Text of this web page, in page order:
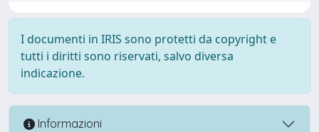
I documenti in IRIS sono protetti da copyright e
tutti i diritti sono riservati, salvo diversa
indicazione.
Informazioni